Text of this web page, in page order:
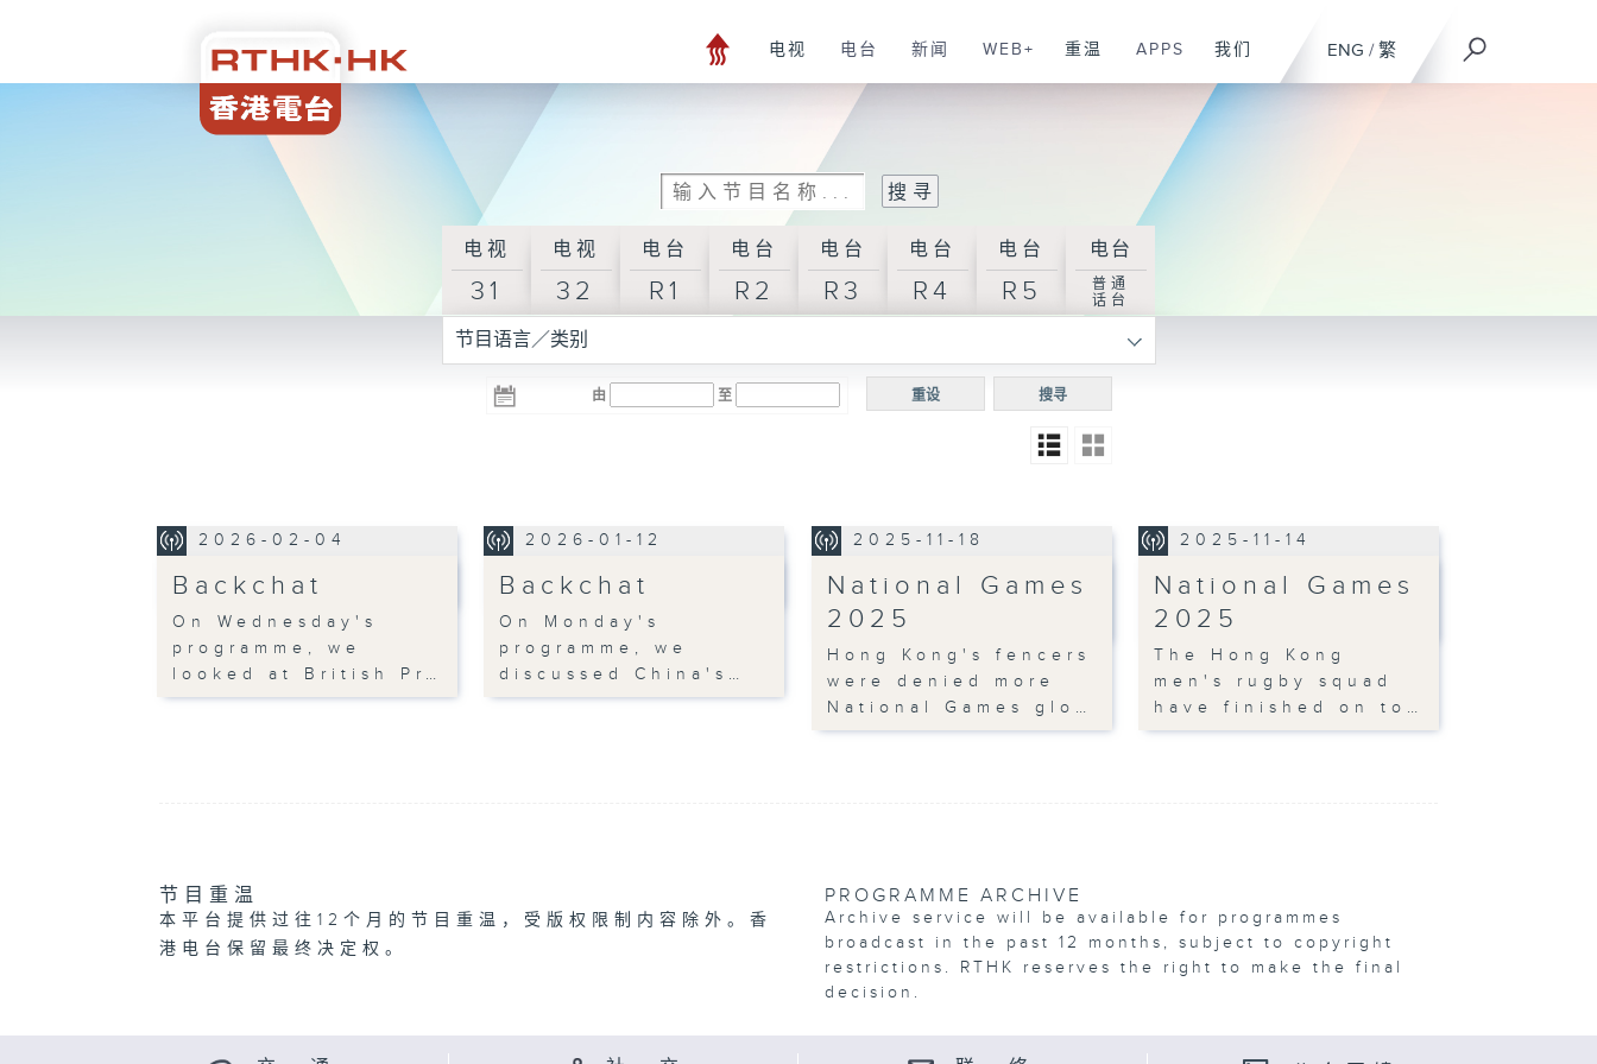
ENG / 繁
电视 电台 新闻 WEB+ 重温 APPS 我们
电视
31
电视
32
电台
R1
电台
R2
电台
R3
电台
R4
电台
R5
电台
普通
话台
节目语言／类别
由 至 搜寻
重设
2026-02-04
Backchat
On Wednesday's
programme, we
looked at British Pr…
2026-01-12
Backchat
On Monday's
programme, we
discussed China's…
2025-11-18
National Games
2025
Hong Kong's fencers
were denied more
National Games glo…
2025-11-14
National Games
2025
The Hong Kong
men's rugby squad
have finished on to…
节目重温
本平台提供过往12个月的节目重温，受版权限制内容除外。香
港电台保留最终决定权。
PROGRAMME ARCHIVE
Archive service will be available for programmes
broadcast in the past 12 months, subject to copyright
restrictions. RTHK reserves the right to make the final
decision.